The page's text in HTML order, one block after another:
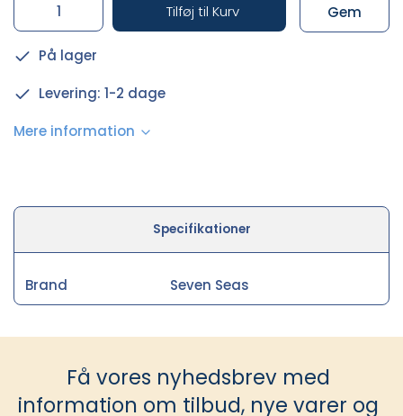
Tilføj til Kurv Gem
På lager
Levering: 1-2 dage
Mere information
Specifikationer
Brand Seven Seas
Få vores nyhedsbrev med
information om tilbud, nye varer og